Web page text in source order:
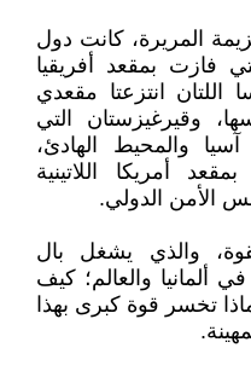
المريرة، كانت دول
فازت بمقعد أفريقيا
اللتان انتزعتا مقعدي
وقيرغيزستان التي
والمحيط الهادئ،
أمريكا اللاتينية
الأمن الدولي.
والذي يشغل بال
ألمانيا والعالم؛ كيف
تخسر قوة كبرى بهذا